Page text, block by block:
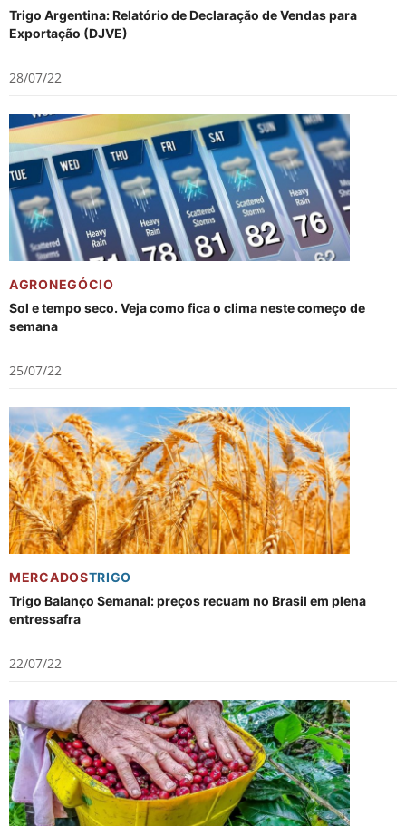
Trigo Argentina: Relatório de Declaração de Vendas para
Exportação (DJVE)
28/07/22
AGRONEGÓCIO
Sol e tempo seco. Veja como fica o clima neste começo de
semana
25/07/22
MERCADOSTRIGO
Trigo Balanço Semanal: preços recuam no Brasil em plena
entressafra
22/07/22